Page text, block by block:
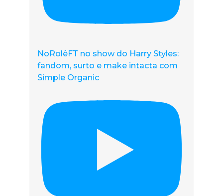
NoRolêFT no show do Harry Styles:
fandom, surto e make intacta com
Simple Organic